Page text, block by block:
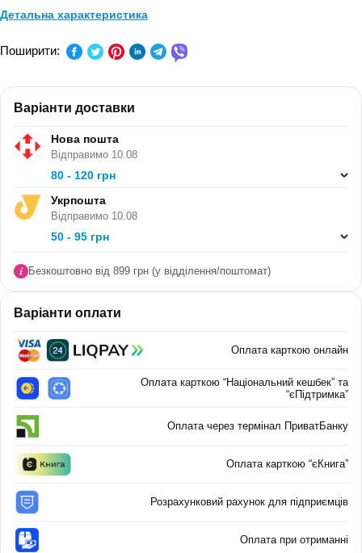
Детальна характеристика
ПРЕДМЕТ:
СЕРІЯ:
В ПАЧЦІ (ШТ):
Поширити:
Варіанти доставки
Нова пошта
Відправимо 10.08
80 - 120 грн
Укрпошта
Відправимо 10.08
50 - 95 грн
Безкоштовно від 899 грн (у відділення/поштомат)
Варіанти оплати
Оплата карткою онлайн
Оплата карткою “Національний кешбек” та
“єПідтримка”
Оплата через термінал ПриватБанку
Оплата карткою “єКнига”
Розрахунковий рахунок для підприємців
Оплата при отриманні